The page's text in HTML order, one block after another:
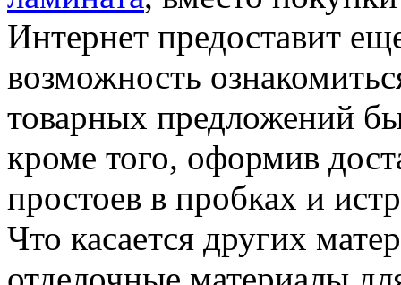
Интернет предоставит
возможность
товарных предложений
кроме того, оформив
простоев в пробках и
Что касается других